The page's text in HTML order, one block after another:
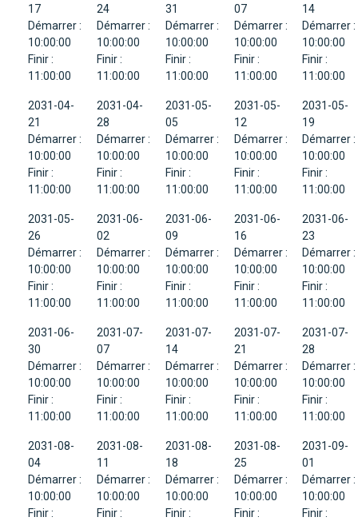
17
Démarrer :
10:00:00
Finir :
11:00:00
24
Démarrer :
10:00:00
Finir :
11:00:00
31
Démarrer :
10:00:00
Finir :
11:00:00
07
Démarrer :
10:00:00
Finir :
11:00:00
14
Démarrer :
10:00:00
Finir :
11:00:00
2031-04-
21
Démarrer :
10:00:00
Finir :
11:00:00
2031-04-
28
Démarrer :
10:00:00
Finir :
11:00:00
2031-05-
05
Démarrer :
10:00:00
Finir :
11:00:00
2031-05-
12
Démarrer :
10:00:00
Finir :
11:00:00
2031-05-
19
Démarrer :
10:00:00
Finir :
11:00:00
2031-05-
26
Démarrer :
10:00:00
Finir :
11:00:00
2031-06-
02
Démarrer :
10:00:00
Finir :
11:00:00
2031-06-
09
Démarrer :
10:00:00
Finir :
11:00:00
2031-06-
16
Démarrer :
10:00:00
Finir :
11:00:00
2031-06-
23
Démarrer :
10:00:00
Finir :
11:00:00
2031-06-
30
Démarrer :
10:00:00
Finir :
11:00:00
2031-07-
07
Démarrer :
10:00:00
Finir :
11:00:00
2031-07-
14
Démarrer :
10:00:00
Finir :
11:00:00
2031-07-
21
Démarrer :
10:00:00
Finir :
11:00:00
2031-07-
28
Démarrer :
10:00:00
Finir :
11:00:00
2031-08-
04
Démarrer :
10:00:00
Finir :
2031-08-
11
Démarrer :
10:00:00
Finir :
2031-08-
18
Démarrer :
10:00:00
Finir :
2031-08-
25
Démarrer :
10:00:00
Finir :
2031-09-
01
Démarrer :
10:00:00
Finir :